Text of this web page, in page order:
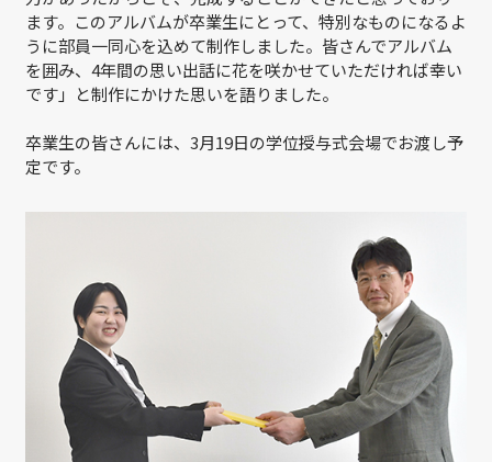
ます。このアルバムが卒業生にとって、特別なものになるよ
うに部員一同心を込めて制作しました。皆さんでアルバム
を囲み、4年間の思い出話に花を咲かせていただければ幸い
です」と制作にかけた思いを語りました。
卒業生の皆さんには、3月19日の学位授与式会場でお渡し予
定です。